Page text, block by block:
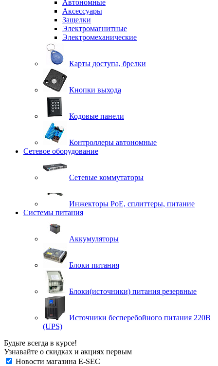
Автономные
Аксессуары
Защелки
Электромагнитные
Электромеханические
Карты доступа, брелки
Кнопки выхода
Кодовые панели
Контроллеры автономные
Сетевое оборудование
Сетевые коммутаторы
Инжекторы РоЕ, сплиттеры, питание
Системы питания
Аккумуляторы
Блоки питания
Блоки(источники) питания резервные
Источники бесперебойного питания 220В
(UPS)
Будьте всегда в курсе!
Узнавайте о скидках и акциях первым
Новости магазина E-SEC